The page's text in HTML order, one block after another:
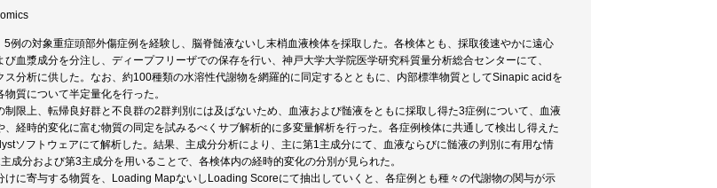
例の対象重症頭部外傷症例を経験し、脳脊髄液ないし末梢血液検体を採取した。各検体とも、採取後速やかに遠心
び血漿成分を分注し、ディープフリーザでの保存を行い、神戸大学大学院医学研究科質量分析総合センターにて、
ス分析に供した。なお、約100種類の水溶性代謝物を網羅的に同定するとともに、内部標準物質としてSinapic acidを
質について半定量化を行った。
制限上、転帰良好群と不良群の2群判別には及ばないため、血液および髄液をともに採取し得た3症例について、血液
、経時的変化に富む物質の同定を試みるべくサブ解析的に多変量解析を行った。各症例検体に共通して検出し得えた
ソフトウェアにて解析した。結果、主成分分析により、主に第1主成分にて、血液ならびに髄液の判別に有用な情
成分および第3主成分を用いることで、各検体内の経時的変化の分別が見られた。
けに寄与する物質を、Loading MapないしLoading Scoreにて抽出していくと、各症例とも種々の代謝物の関与が示